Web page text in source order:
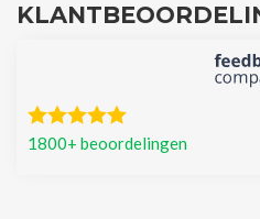
1800+ beoordelingen